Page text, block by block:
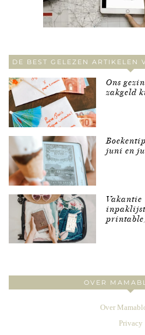
DE BEST GELEZEN ARTIKELEN
Ons
zakgeld
juni en
Vakantie
inpaklijst
OVER
Over
Privacy